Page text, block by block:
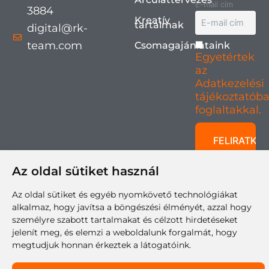
Az oldal sütiket használ
Az oldal sütiket és egyéb nyomkövető technológiákat
alkalmaz, hogy javítsa a böngészési élményét, azzal hogy
személyre szabott tartalmakat és célzott hirdetéseket
jelenít meg, és elemzi a weboldalunk forgalmát, hogy
megtudjuk honnan érkeztek a látogatóink.
3884
digital@rk-
team.com
Kreatív
tartalmak
Csomagajánlataink
E-mail cím
Egyetértek
az
Adatkezelési
foglaltakkal.
MINKET
RK-TEAM Digital Kft. – Industry4You 2026 © Minden jog fenntartva! |
Adatkezelési tájékoztató|Süti tájékoztató